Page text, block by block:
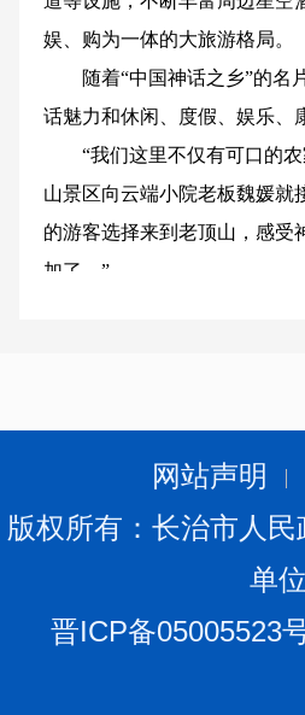
娱、购为一体的大旅游格局。
随着“中国神话之乡”的名片
话魅力和休闲、度假、娱乐、
“我们这里不仅有可口的农
山景区向云端小院老板魏媛就
的游客选择来到老顶山，感受
加了。”
本着提升老顶山旅游区景观
中药材种植面积约620亩。
着眼百姓关切的生态环保问
业和美乡村。“卫生革命”如
老顶山旅游发展中心副主任
网站声明
版权所有：长治市人
单
晋ICP备05005523